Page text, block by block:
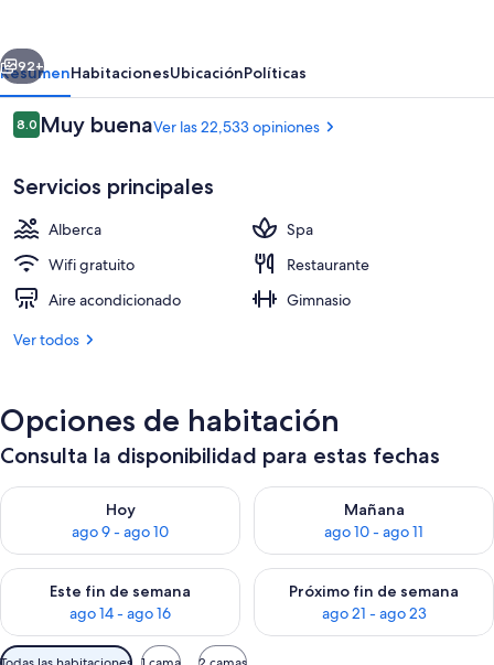
Casino
–
A
Rewards
Destination
Alberca al aire libre por temporada y
Siguiente
92+
ResumenHabitacionesUbicaciónPolíticas
Opiniones
8.08.0 de 10,
Muy buenaVer las 22,533 opiniones
Servicios principales
Alberca
Spa
Wifi gratuito
Restaurante
Aire acondicionado
Gimnasio
Ver todos
Opciones de habitación
Consulta la disponibilidad para estas fechas
Hoy
ago 9 - ago 10
Consulta la disponibilidad para hoy ago 9 - ago 10
Mañana
ago 10 - ago 11
Consulta la disponibilidad
Este fin de semana
ago 14 - ago 16
Consulta la disponibilidad para este fin de semana ago 14 -
Próximo fin de semana
ago 21 - ago 23
Consulta la disponibilidad
Filtros